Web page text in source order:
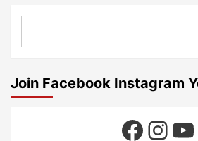
Join Facebook Instagram